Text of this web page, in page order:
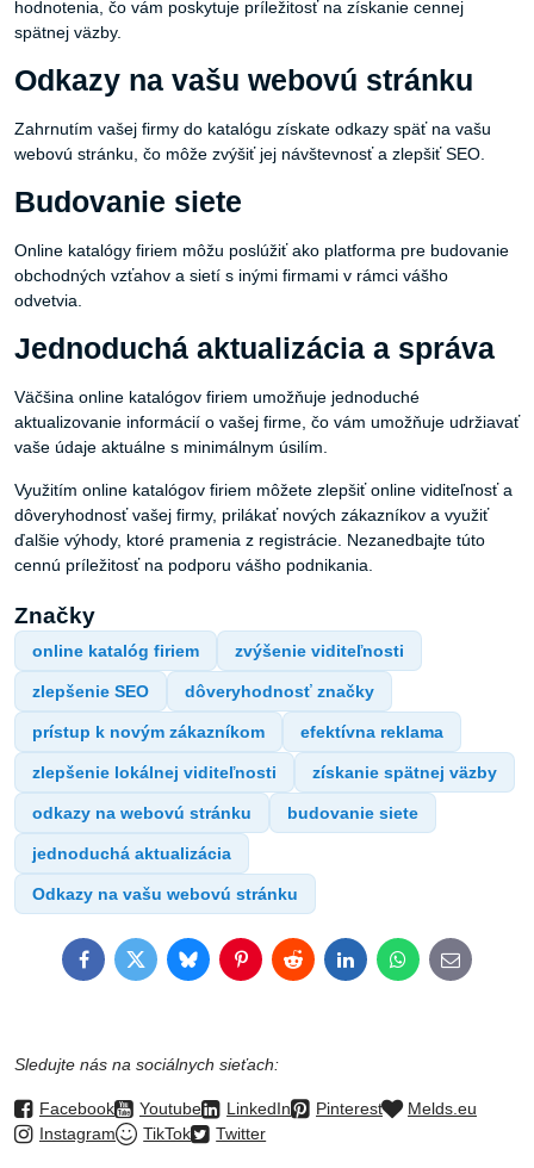
hodnotenia, čo vám poskytuje príležitosť na získanie cennej
spätnej väzby.
Odkazy na vašu webovú stránku
Zahrnutím vašej firmy do katalógu získate odkazy späť na vašu
webovú stránku, čo môže zvýšiť jej návštevnosť a zlepšiť SEO.
Budovanie siete
Online katalógy firiem môžu poslúžiť ako platforma pre budovanie
obchodných vzťahov a sietí s inými firmami v rámci vášho
odvetvia.
Jednoduchá aktualizácia a správa
Väčšina online katalógov firiem umožňuje jednoduché
aktualizovanie informácií o vašej firme, čo vám umožňuje udržiavať
vaše údaje aktuálne s minimálnym úsilím.
Využitím online katalógov firiem môžete zlepšiť online viditeľnosť a
dôveryhodnosť vašej firmy, prilákať nových zákazníkov a využiť
ďalšie výhody, ktoré pramenia z registrácie. Nezanedbajte túto
cennú príležitosť na podporu vášho podnikania.
Značky
online katalóg firiem zvýšenie viditeľnosti
zlepšenie SEO dôveryhodnosť značky
prístup k novým zákazníkom efektívna reklama
zlepšenie lokálnej viditeľnosti získanie spätnej väzby
odkazy na webovú stránku budovanie siete
jednoduchá aktualizácia
Odkazy na vašu webovú stránku
FacebookTwitterBlueskyPinterestRedditLinkedInWhatsApp
E-
mail
Sledujte nás na sociálnych sieťach:
Facebook Youtube LinkedIn Pinterest
Melds.eu
Instagram
TikTok Twitter